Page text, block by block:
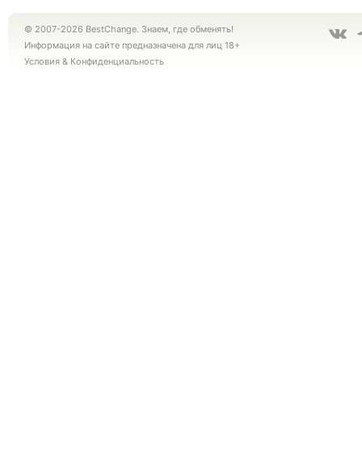
© 2007-2026 BestChange. Знаем, где обменять!
Информация на сайте предназначена для лиц 18+
Условия & Конфиденциальность